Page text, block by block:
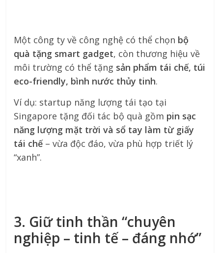
Một công ty về công nghệ có thể chọn bộ
quà tặng smart gadget, còn thương hiệu về
môi trường có thể tặng sản phẩm tái chế, túi
eco-friendly, bình nước thủy tinh.
Ví dụ: startup năng lượng tái tạo tại
Singapore tặng đối tác bộ quà gồm pin sạc
năng lượng mặt trời và sổ tay làm từ giấy
tái chế– vừa độc đáo, vừa phù hợp triết lý
“xanh”.
3. Giữ tinh thần “chuyên
nghiệp – tinh tế – đáng nhớ”